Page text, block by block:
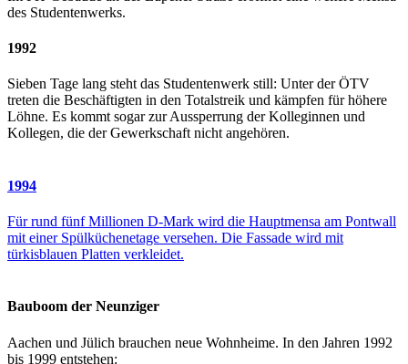
des Studentenwerks.
1992
Sieben Tage lang steht das Studentenwerk still: Unter der ÖTV
treten die Beschäftigten in den Totalstreik und kämpfen für höhere
Löhne. Es kommt sogar zur Aussperrung der Kolleginnen und
Kollegen, die der Gewerkschaft nicht angehören.
1994
Für rund fünf Millionen D-Mark wird die Hauptmensa am Pontwall
mit einer Spülküchenetage versehen. Die Fassade wird mit
türkisblauen Platten verkleidet.
Bauboom der Neunziger
Aachen und Jülich brauchen neue Wohnheime. In den Jahren 1992
bis 1999 entstehen: